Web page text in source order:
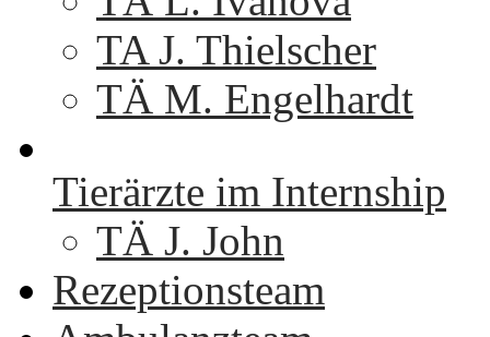
TA J. Thielscher
TÄ M. Engelhardt
Tierärzte im Internship
TÄ J. John
Rezeptionsteam